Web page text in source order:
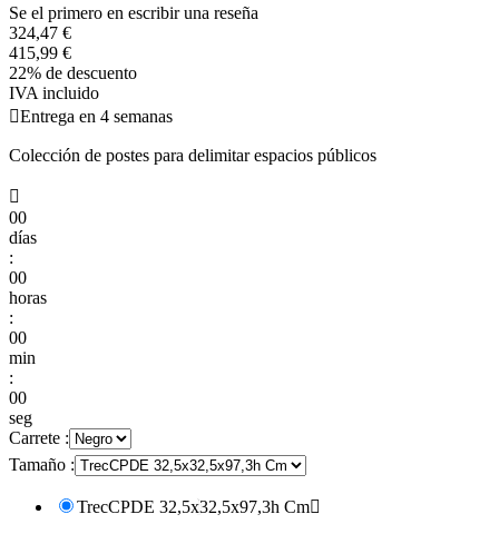
Se el primero en escribir una reseña
324,47 €
415,99 €
22% de descuento
IVA incluido
Entrega en 4 semanas
Colección de postes para delimitar espacios públicos

00
días
:
00
horas
:
00
min
:
00
seg
Carrete :
Tamaño :
TrecCPDE 32,5x32,5x97,3h Cm